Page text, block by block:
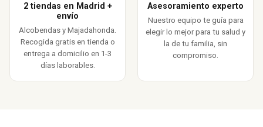
2 tiendas en Madrid +
envío
Alcobendas y Majadahonda.
Recogida gratis en tienda o
entrega a domicilio en 1-3
días laborables.
Asesoramiento experto
Nuestro equipo te guía para
elegir lo mejor para tu salud y
la de tu familia, sin
compromiso.